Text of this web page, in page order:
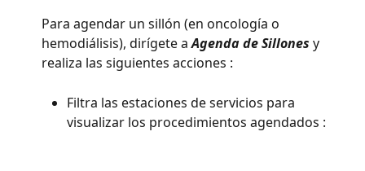
Para agendar un sillón (en oncología o
hemodiálisis), dirígete a Agenda de Sillones y
realiza las siguientes acciones :
Filtra las estaciones de servicios para
visualizar los procedimientos agendados :